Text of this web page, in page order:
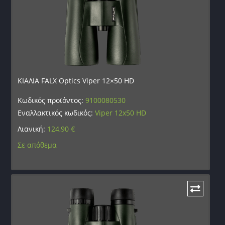
ΚΙΑΛΙΑ FALX Optics Viper 12×50 HD
Κωδικός προϊόντος:9100080530
Εναλλακτικός κωδικός:Viper 12x50 HD
Λιανική: 124,90€
Σε απόθεμα